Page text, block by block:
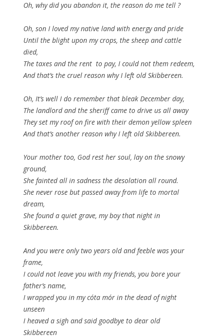
Oh, why did you abandon it, the reason do me tell ?
Oh, son I loved my native land with energy and pride
Until the blight upon my crops, the sheep and cattle
died,
The taxes and the rent to pay, I could not them redeem,
And that’s the cruel reason why I left old Skibbereen.
Oh, It’s well I do remember that bleak December day,
The landlord and the sheriff came to drive us all away
They set my roof on fire with their demon yellow spleen
And that’s another reason why I left old Skibbereen.
Your mother too, God rest her soul, lay on the snowy
ground,
She fainted all in sadness the desolation all round.
She never rose but passed away from life to mortal
dream,
She found a quiet grave, my boy that night in
Skibbereen.
And you were only two years old and feeble was your
frame,
I could not leave you with my friends, you bore your
father’s name,
I wrapped you in my cóta mór in the dead of night
unseen
I heaved a sigh and said goodbye to dear old
Skibbereen